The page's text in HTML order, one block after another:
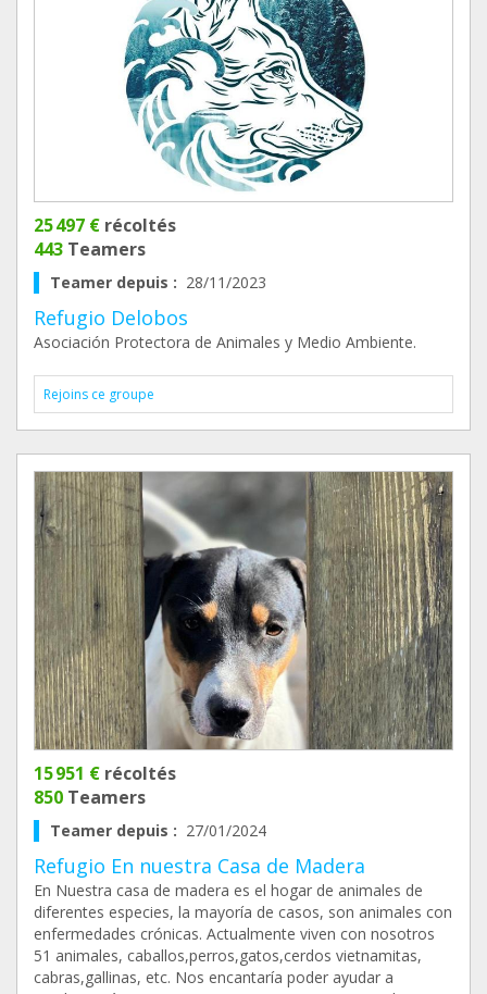
25 497 € récoltés
443 Teamers
Teamer depuis : 28/11/2023
Refugio Delobos
Asociación Protectora de Animales y Medio Ambiente.
Rejoins ce groupe
15 951 € récoltés
850 Teamers
Teamer depuis : 27/01/2024
Refugio En nuestra Casa de Madera
En Nuestra casa de madera es el hogar de animales de
diferentes especies, la mayoría de casos, son animales con
enfermedades crónicas. Actualmente viven con nosotros
51 animales, caballos,perros,gatos,cerdos vietnamitas,
cabras,gallinas, etc. Nos encantaría poder ayudar a